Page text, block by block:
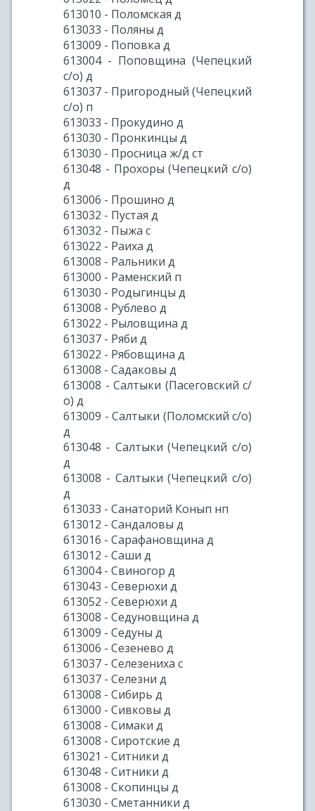
613010 - Поломская д
613033 - Поляны д
613009 - Поповка д
613004 - Поповщина (Чепецкий
с/о) д
613037 - Пригородный (Чепецкий
с/о) п
613033 - Прокудино д
613030 - Пронкинцы д
613030 - Просница ж/д ст
613048 - Прохоры (Чепецкий с/о)
д
613006 - Прошино д
613032 - Пустая д
613032 - Пыжа с
613022 - Раиха д
613008 - Ральники д
613000 - Раменский п
613030 - Родыгинцы д
613008 - Рублево д
613022 - Рыловщина д
613037 - Ряби д
613022 - Рябовщина д
613008 - Садаковы д
613008 - Салтыки (Пасеговский с/
о) д
613009 - Салтыки (Поломский с/о)
д
613048 - Салтыки (Чепецкий с/о)
д
613008 - Салтыки (Чепецкий с/о)
д
613033 - Санаторий Конып нп
613012 - Сандаловы д
613016 - Сарафановщина д
613012 - Саши д
613004 - Свиногор д
613043 - Северюхи д
613052 - Северюхи д
613008 - Седуновщина д
613009 - Седуны д
613006 - Сезенево д
613037 - Селезениха с
613037 - Селезни д
613008 - Сибирь д
613000 - Сивковы д
613008 - Симаки д
613008 - Сиротские д
613021 - Ситники д
613048 - Ситники д
613008 - Скопинцы д
613030 - Сметанники д